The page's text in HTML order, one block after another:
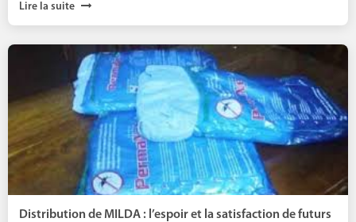
Lire la suite
Distribution de MILDA : l’espoir et la satisfaction de futurs